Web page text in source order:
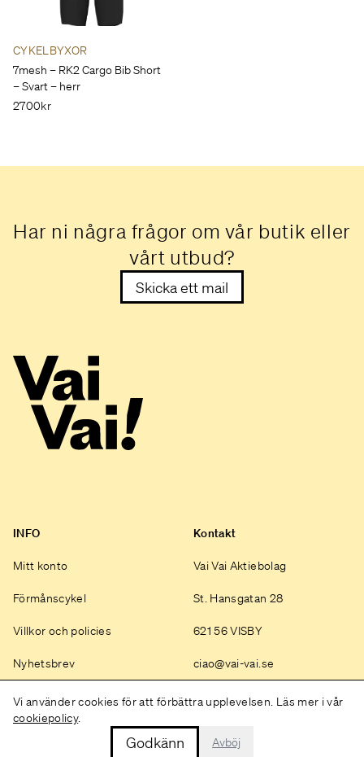
CYKELBYXOR
7mesh – RK2 Cargo Bib Short
– Svart – herr
2700kr
Vi använder cookies för att förbättra upplevelsen. Läs mer i vår
cookiepolicy.
Godkänn Avböj
Har ni några frågor om vår butik eller
vårt utbud?
Skicka ett mail
INFO
Mitt konto
Förmånscykel
Villkor och policies
Nyhetsbrev
Kontakt
Vai Vai Aktiebolag
St. Hansgatan 28
621 56 VISBY
ciao@vai-vai.se
Instagram